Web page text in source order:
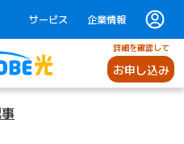
サービス 企業情報
詳細を確認して
お申し込み